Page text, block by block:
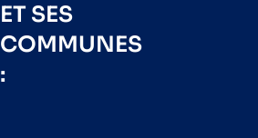
ET SES
COMMUNES
: